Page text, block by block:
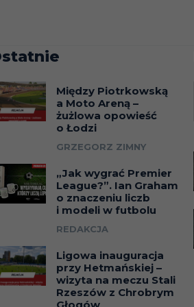
Między Piotrkowską
a Moto Areną –
żużlowa opowieść
o Łodzi
GRZEGORZ ZIMNY
„Jak wygrać Premier
League?”. Ian Graham
o znaczeniu liczb
i modeli w futbolu
REDAKCJA
Ligowa inauguracja
przy Hetmańskiej –
wizyta na meczu Stali
Rzeszów z Chrobrym
Głogów